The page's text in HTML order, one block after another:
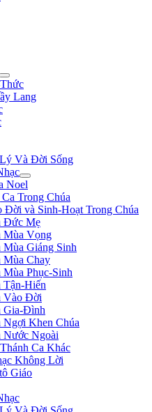
Lang
Và Đời Sống
Noel
Trong Chúa
Đời và Sinh-Hoạt Trong Chúa
Đức Mẹ
Mùa Vọng
Mùa Giáng Sinh
Mùa Chay
Mùa Phục-Sinh
Tận-Hiến
Vào Đời
Gia-Đình
Ngợi Khen Chúa
Nước Ngoài
Ca Khác
Không Lời
Giáo